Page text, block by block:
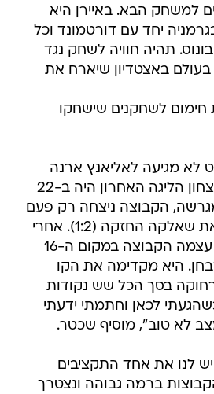
למשחק הבא. באיירן היא
יחד עם דורטמונד וכל
תהיה חוויה לשחק נגד
באצטדיון שיארח את
חימום לשחקנים שישחקו
לא מגיעה לאליאנץ ארנה
במצב אופטימאלי. ניצחון הליגה האחרון היה ב-22
הקבוצה ניצחה רק פעם
אחת העונה, דווקא את שאלקה החזקה (1:2). אחרי
20 מחזורים מוצאת עצמה הקבוצה במקום ה-16
היא מקדימה את הקו
בסך הכל שש נקודות
לכאן וחתמתי ידעתי
לא טוב", מוסיף שכטר.
לנו את אחד התקציבים
ברמה גבוהה ונצטרך